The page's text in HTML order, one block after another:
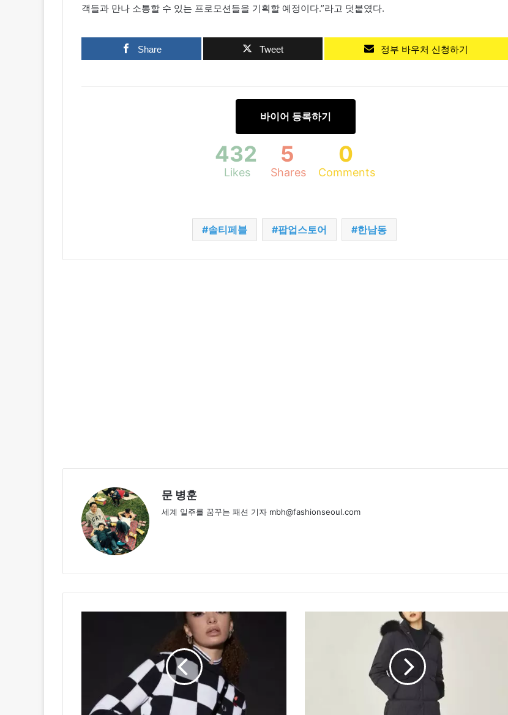
객들과 만나 소통할 수 있는 프로모션들을 기획할 예정이다.”라고 덧붙였다.
Share Tweet 정부 바우처 신청하기
바이어 등록하기
432
Likes
5
Shares
0
Comments
솔티페블 팝업스토어 한남동
문 병훈
세계 일주를 꿈꾸는 패션 기자 mbh@fashionseoul.com